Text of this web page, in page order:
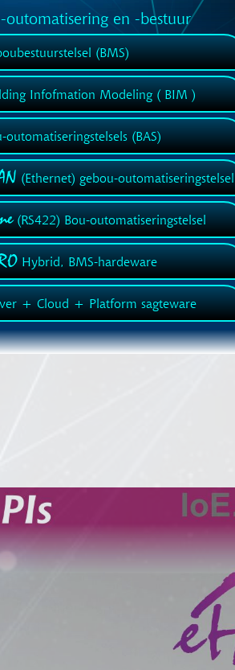
outomatisering en -bestuur
(BMS)
Infofmation Modeling ( BIM )
(BAS)
(Ethernet) gebou-outomatiseringstelsel
(RS422) Bou-outomatiseringstelsel
Hybrid, BMS-hardeware
+ Cloud + Platform sagteware